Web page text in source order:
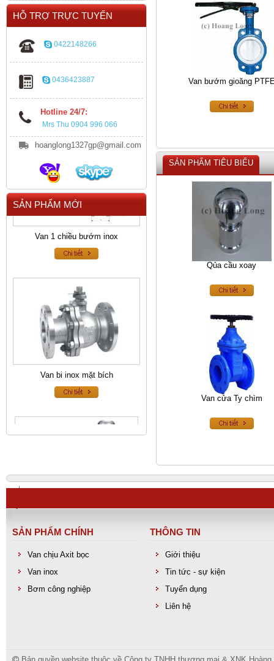
HỖ TRỢ TRỰC TUYẾN
0422148266
0436423887
Hotline 24/7:
Mrs Thu 0904 996 066
hoanglong1327gp@gmail.com
SẢN PHẨM MỚI
Van 1 chiều bướm inox
Van bi inox mặt bích
Van bướm gioăng
SẢN PHẨM TIÊU BIỂU
Qủa cầu xoay
Van cửa Ty chìm
SẢN PHẨM CHÍNH
Van chịu Axit bọc
Van inox
Bơm công nghiệp
THÔNG TIN
Giới thiệu
Tin tức - sự kiện
Tuyển dụng
Liên hệ
Bản quyền website thuộc về Công ty TNHH thương mại & XNK